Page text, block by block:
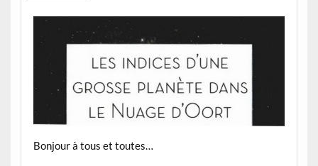
Bonjour à tous et toutes…